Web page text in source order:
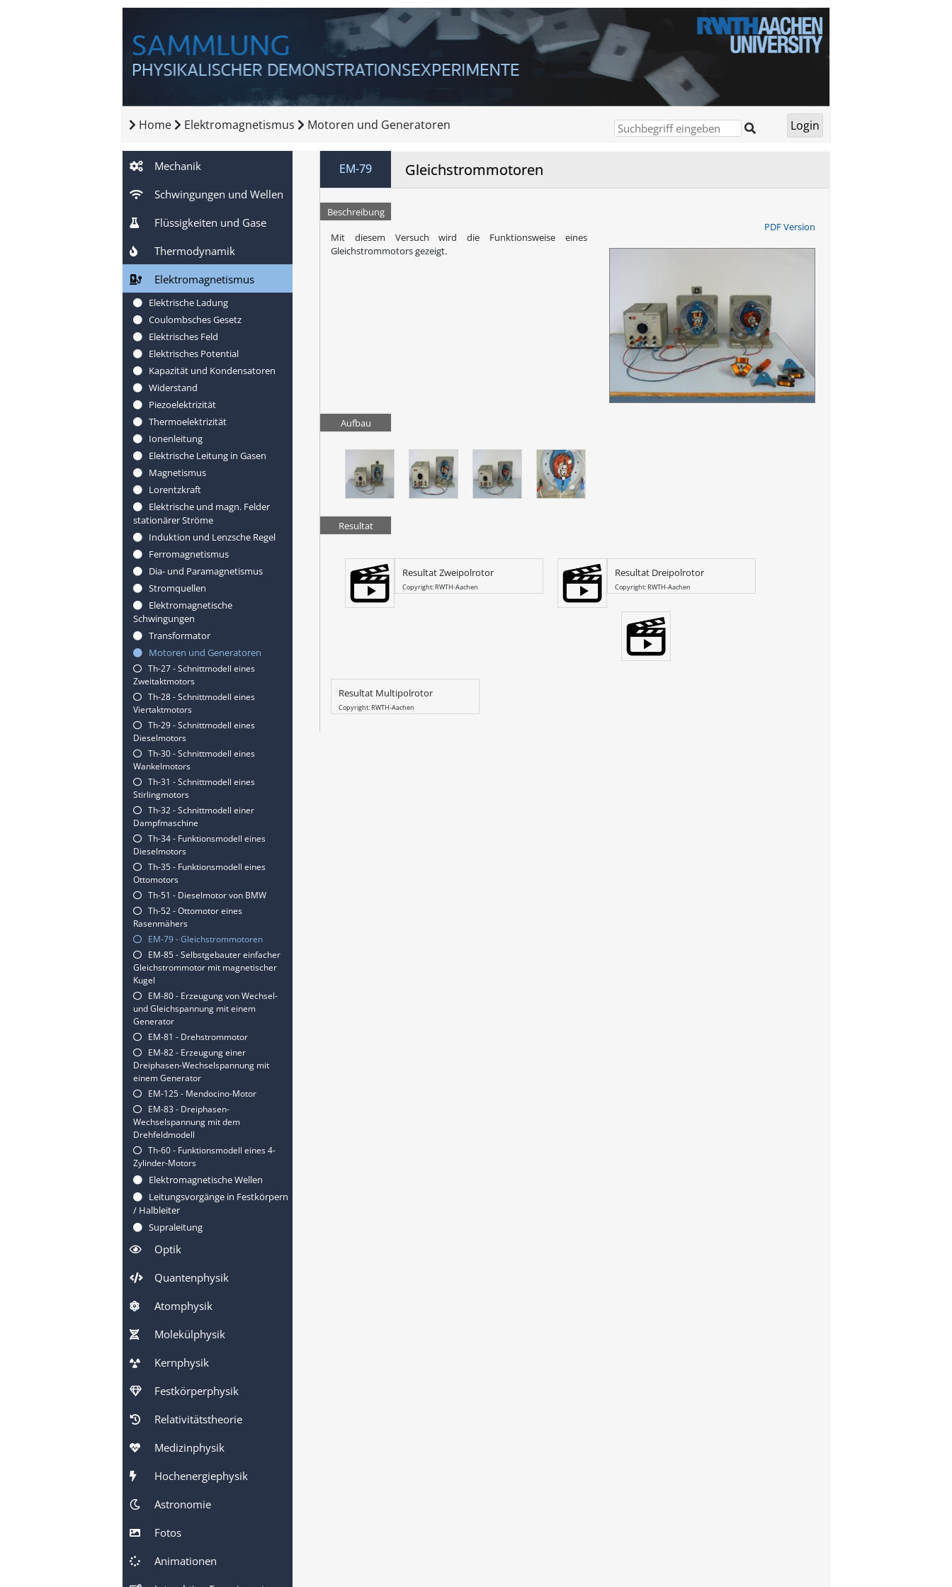
Home Elektromagnetismus Motoren und Generatoren
Mechanik
Schwingungen und Wellen
Flüssigkeiten und Gase
Thermodynamik
Elektromagnetismus
Elektrische Ladung
Coulombsches Gesetz
Elektrisches Feld
Elektrisches Potential
Kapazität und Kondensatoren
Widerstand
Piezoelektrizität
Thermoelektrizität
Ionenleitung
Elektrische Leitung in Gasen
Magnetismus
Lorentzkraft
Elektrische und magn. Felder
stationärer Ströme
Induktion und Lenzsche Regel
Ferromagnetismus
Dia- und Paramagnetismus
Stromquellen
Elektromagnetische
Schwingungen
Transformator
Motoren und Generatoren
Th-27 - Schnittmodell eines
Zweitaktmotors
Th-28 - Schnittmodell eines
Viertaktmotors
Th-29 - Schnittmodell eines
Dieselmotors
Th-30 - Schnittmodell eines
Wankelmotors
Th-31 - Schnittmodell eines
Stirlingmotors
Th-32 - Schnittmodell einer
Dampfmaschine
Th-34 - Funktionsmodell eines
Dieselmotors
Th-35 - Funktionsmodell eines
Ottomotors
Th-51 - Dieselmotor von BMW
Th-52 - Ottomotor eines
Rasenmähers
EM-79 - Gleichstrommotoren
EM-85 - Selbstgebauter einfacher
Gleichstrommotor mit magnetischer
Kugel
EM-80 - Erzeugung von Wechsel-
und Gleichspannung mit einem
Generator
EM-81 - Drehstrommotor
EM-82 - Erzeugung einer
Dreiphasen-Wechselspannung mit
einem Generator
EM-125 - Mendocino-Motor
EM-83 - Dreiphasen-
Wechselspannung mit dem
Drehfeldmodell
Th-60 - Funktionsmodell eines 4-
Zylinder-Motors
Elektromagnetische Wellen
Leitungsvorgänge in Festkörpern
/ Halbleiter
Supraleitung
Optik
Quantenphysik
Atomphysik
Molekülphysik
Kernphysik
Festkörperphysik
Relativitätstheorie
Medizinphysik
Hochenergiephysik
Astronomie
Fotos
Animationen
EM-79 Gleichstrommotoren
Beschreibung
PDF Version
Mit diesem Versuch wird die Funktionsweise eines
Gleichstrommotors gezeigt.
Aufbau
Resultat
Resultat Zweipolrotor
Copyright: RWTH-Aachen
Resultat Dreipolrotor
Copyright: RWTH-Aachen
Resultat Multipolrotor
Copyright: RWTH-Aachen